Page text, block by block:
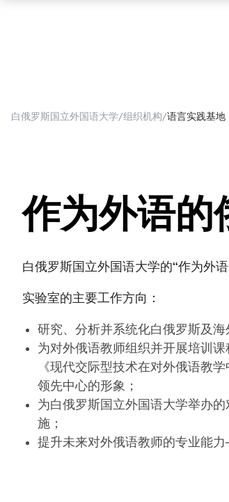
白俄罗斯国立外国语大学 组织机构 语言实践基地
作为外语的
白俄罗斯国立外国语大学的“作为外
实验室的主要工作方向：
研究、分析并系统化白俄罗斯及
为对外俄语教师组织并开展培训
《现代交际型技术在对外俄语教
领先中心的形象；
为白俄罗斯国立外国语大学举办
施；
提升未来对外俄语教师的专业能